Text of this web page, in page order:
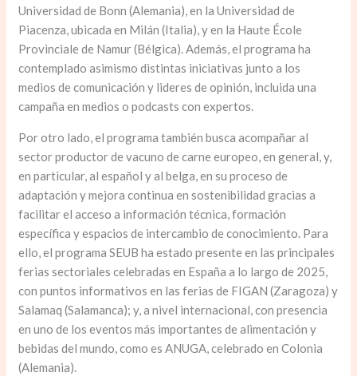
Universidad de Bonn (Alemania), en la Universidad de
Piacenza, ubicada en Milán (Italia), y en la Haute École
Provinciale de Namur (Bélgica). Además, el programa ha
contemplado asimismo distintas iniciativas junto a los
medios de comunicación y lideres de opinión, incluida una
campaña en medios o podcasts con expertos.
Por otro lado, el programa también busca acompañar al
sector productor de vacuno de carne europeo, en general, y,
en particular, al español y al belga, en su proceso de
adaptación y mejora continua en sostenibilidad gracias a
facilitar el acceso a información técnica, formación
específica y espacios de intercambio de conocimiento. Para
ello, el programa SEUB ha estado presente en las principales
ferias sectoriales celebradas en España a lo largo de 2025,
con puntos informativos en las ferias de FIGAN (Zaragoza) y
Salamaq (Salamanca); y, a nivel internacional, con presencia
en uno de los eventos más importantes de alimentación y
bebidas del mundo, como es ANUGA, celebrado en Colonia
(Alemania).